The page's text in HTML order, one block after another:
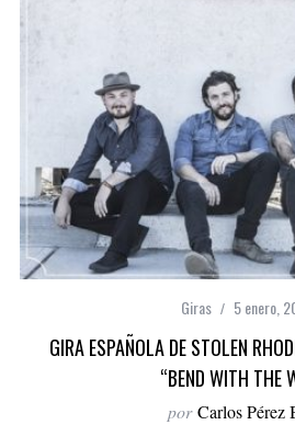
Giras 5 enero,
GIRA ESPAÑOLA DE STOLEN
“BEND WITH THE
por Carlos Pérez